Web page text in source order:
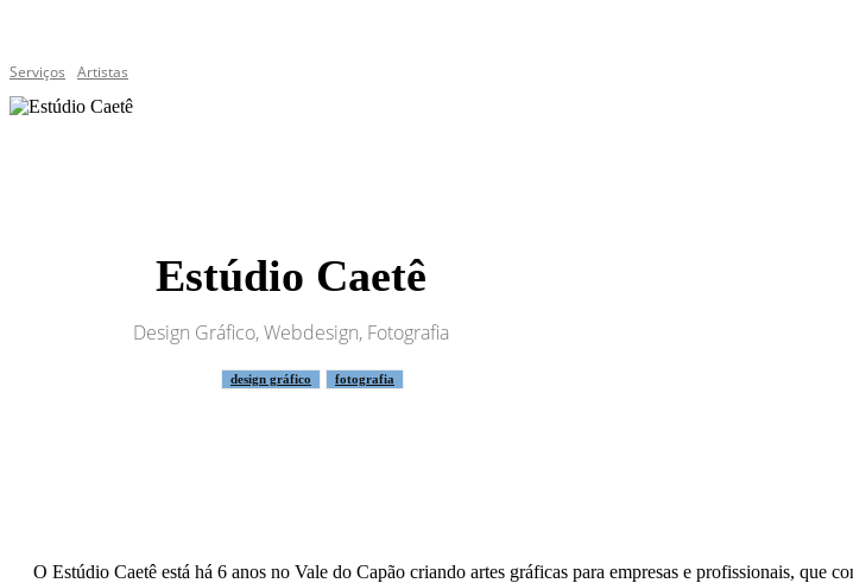
Serviços Artistas
Estúdio Caetê
Design Gráfico, Webdesign, Fotografia
design gráfico fotografia
O Estúdio Caetê está há 6 anos no Vale do Capão criando artes gráficas para empresas e profissionais, que